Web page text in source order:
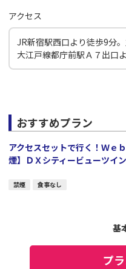
アクセス
JR新宿駅西口より徒歩9分
大江戸線都庁前駅Ａ７出口
おすすめプラン
アクセスセットで行く！Ｗｅ
煙】ＤＸシティービューツイ
禁煙 食事なし
基
プ